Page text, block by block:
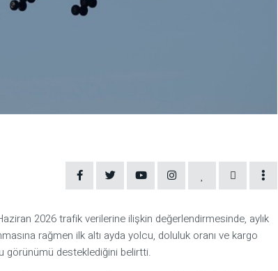
2026 trafik verilerine ilişkin değerlendirmesinde, aylık
rağmen ilk altı ayda yolcu, doluluk oranı ve kargo
görünümü desteklediğini belirtti.